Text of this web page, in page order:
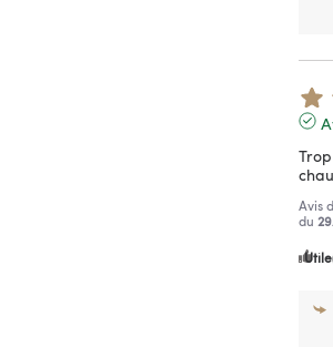
Avis
du
Utile